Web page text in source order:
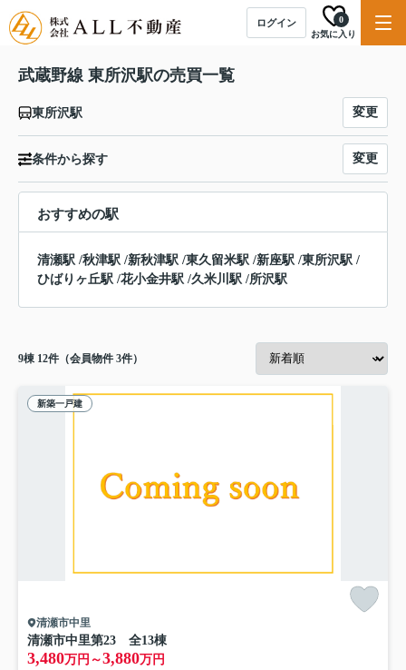
ログイン
お気に入り
0
武蔵野線 東所沢駅の売買一覧
東所沢駅 変更
条件から探す 変更
おすすめの駅
清瀬駅 /秋津駅 /新秋津駅 /東久留米駅 /新座駅 /東所沢駅 /
ひばりヶ丘駅 /花小金井駅 /久米川駅 /所沢駅
9棟 12件（会員物件 3件）
新築一戸建
清瀬市中里
清瀬市中里第23 全13棟
3,480万円～3,880万円